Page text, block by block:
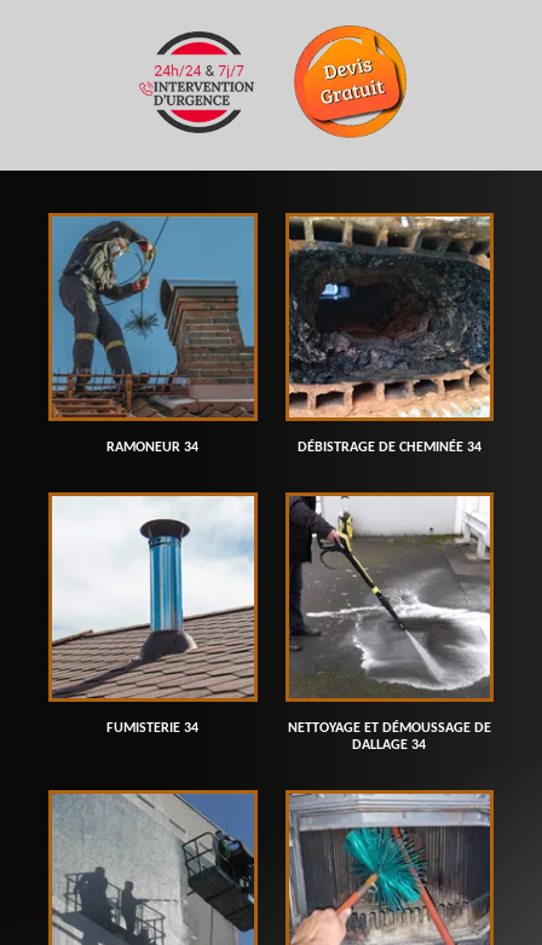
RAMONEUR 34 DÉBISTRAGE DE CHEMINÉE 34
FUMISTERIE 34
NETTOYAGE ET DÉMOUSSAGE DE
DALLAGE 34